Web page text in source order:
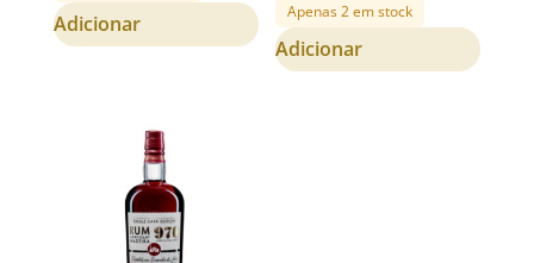
Adicionar Apenas 2 em stock
Adicionar